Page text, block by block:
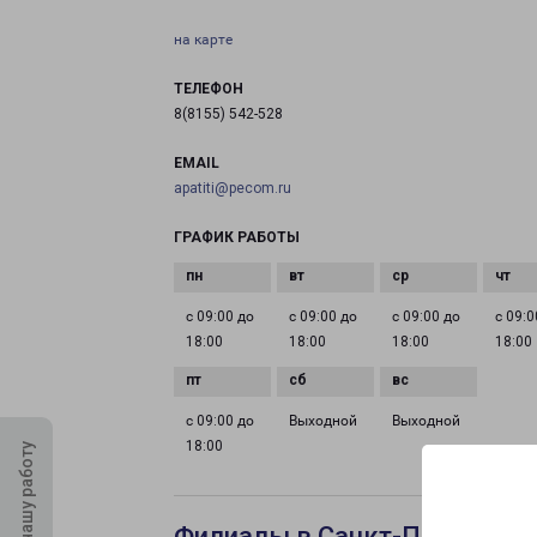
на карте
ТЕЛЕФОН
8(8155) 542-528
EMAIL
apatiti@pecom.ru
ГРАФИК РАБОТЫ
с 09:00 до
18:00
с 09:00 до
18:00
с 09:00 до
18:00
с
18:00
с 09:00 до
18:00
Выходной Выходной